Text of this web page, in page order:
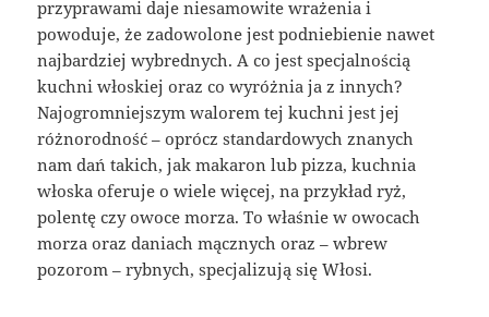
przyprawami daje niesamowite wrażenia i
powoduje, że zadowolone jest podniebienie nawet
najbardziej wybrednych. A co jest specjalnością
kuchni włoskiej oraz co wyróżnia ja z innych?
Najogromniejszym walorem tej kuchni jest jej
różnorodność – oprócz standardowych znanych
nam dań takich, jak makaron lub pizza, kuchnia
włoska oferuje o wiele więcej, na przykład ryż,
polentę czy owoce morza. To właśnie w owocach
morza oraz daniach mącznych oraz – wbrew
pozorom – rybnych, specjalizują się Włosi.